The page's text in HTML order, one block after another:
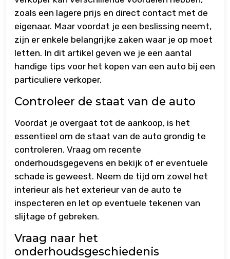
zoals een lagere prijs en direct contact met de
eigenaar. Maar voordat je een beslissing neemt,
zijn er enkele belangrijke zaken waar je op moet
letten. In dit artikel geven we je een aantal
handige tips voor het kopen van een auto bij een
particuliere verkoper.
Controleer de staat van de auto
Voordat je overgaat tot de aankoop, is het
essentieel om de staat van de auto grondig te
controleren. Vraag om recente
onderhoudsgegevens en bekijk of er eventuele
schade is geweest. Neem de tijd om zowel het
interieur als het exterieur van de auto te
inspecteren en let op eventuele tekenen van
slijtage of gebreken.
Vraag naar het
onderhoudsgeschiedenis